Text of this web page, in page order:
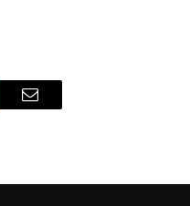
Email